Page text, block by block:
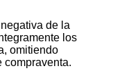
de la
los
omitiendo
compraventa.